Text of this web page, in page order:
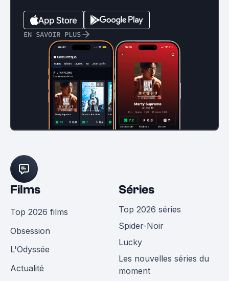
EN SAVOIR PLUS
Films
Top 2026 films
Obsession
L'Odyssée
Actualité
Séries
Top 2026 séries
Spider-Noir
Lucky
Les nouvelles séries du
moment